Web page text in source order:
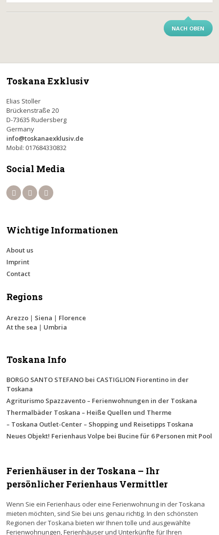
NACH OBEN
Toskana Exklusiv
Elias Stoller
Brückenstraße 20
D-73635 Rudersberg
Germany
info@toskanaexklusiv.de
Mobil: 017684330832
Social Media
Wichtige Informationen
About us
Imprint
Contact
Regions
Arezzo | Siena | Florence
At the sea | Umbria
Toskana Info
BORGO SANTO STEFANO bei CASTIGLION Fiorentino in der
Toskana
Agriturismo Spazzavento – Ferienwohnungen in der Toskana
Thermalbäder Toskana – Heiße Quellen und Therme
– Toskana Outlet-Center – Shopping und Reisetipps Toskana
Neues Objekt! Ferienhaus Volpe bei Bucine für 6 Personen mit Pool
Ferienhäuser in der Toskana – Ihr
persönlicher Ferienhaus Vermittler
Wenn Sie ein Ferienhaus oder eine Ferienwohnung in der Toskana
mieten möchten, sind Sie bei uns genau richtig. In den schönsten
Regionen der Toskana bieten wir Ihnen tolle und ausgewählte
Ferienwohnungen, Ferienhäuser und Unterkünfte für Ihren